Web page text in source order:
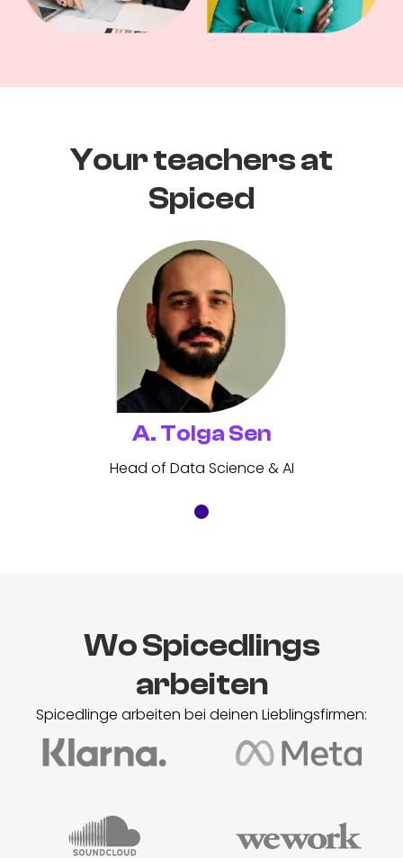
Your teachers at
Spiced
A. Tolga Sen
Head of Data Science & AI
Wo Spicedlings
arbeiten
Spicedlinge arbeiten bei deinen Lieblingsfirmen: